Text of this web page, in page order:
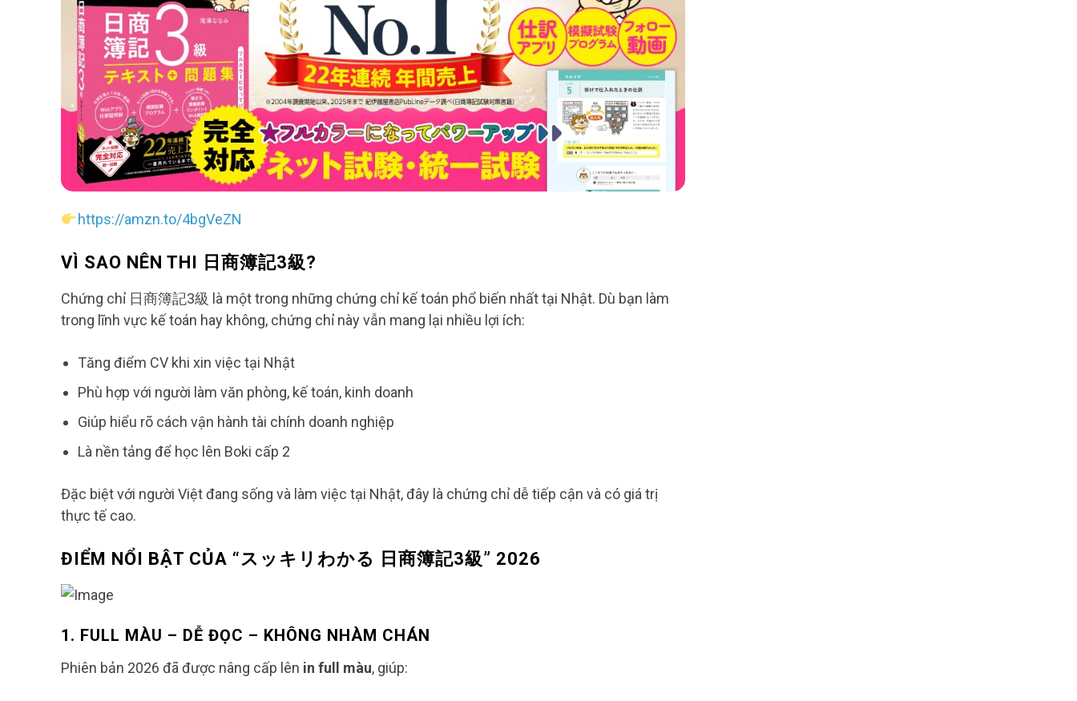
https://amzn.to/4bgVeZN
VÌ SAO NÊN THI 日商簿記3級?
Chứng chỉ 日商簿記3級 là một trong những chứng chỉ kế toán phổ biến nhất tại Nhật. Dù bạn làm
trong lĩnh vực kế toán hay không, chứng chỉ này vẫn mang lại nhiều lợi ích:
Tăng điểm CV khi xin việc tại Nhật
Phù hợp với người làm văn phòng, kế toán, kinh doanh
Giúp hiểu rõ cách vận hành tài chính doanh nghiệp
Là nền tảng để học lên Boki cấp 2
Đặc biệt với người Việt đang sống và làm việc tại Nhật, đây là chứng chỉ dễ tiếp cận và có giá trị
thực tế cao.
ĐIỂM NỔI BẬT CỦA “スッキリわかる 日商簿記3級” 2026
1. FULL MÀU – DỄ ĐỌC – KHÔNG NHÀM CHÁN
Phiên bản 2026 đã được nâng cấp lên in full màu, giúp: